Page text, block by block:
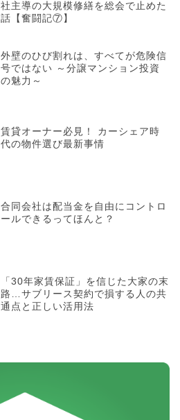
社主導の大規模修繕を総会で止めた
話【奮闘記⑦】
外壁のひび割れは、すべてが危険信
号ではない ～分譲マンション投資
の魅力～
賃貸オーナー必見！ カーシェア時
代の物件選び最新事情
合同会社は配当金を自由にコントロ
ールできるってほんと？
「30年家賃保証」を信じた大家の末
路…サブリース契約で損する人の共
通点と正しい活用法